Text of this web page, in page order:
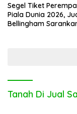
Segel Tiket
Piala Dunia 2026,
Bellingham
Tanah Di Jual